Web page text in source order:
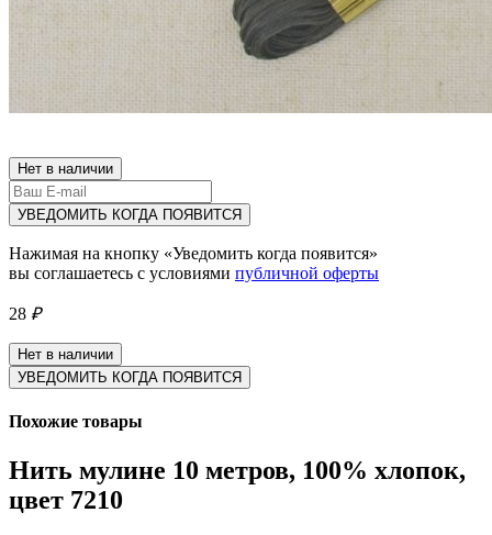
Нет в наличии
УВЕДОМИТЬ КОГДА ПОЯВИТСЯ
Нажимая на кнопку «Уведомить когда появится»
вы соглашаетесь с условиями публичной оферты
28 ₽
Нет в наличии
УВЕДОМИТЬ КОГДА ПОЯВИТСЯ
Похожие товары
Нить мулине 10 метров, 100% хлопок,
цвет 7210